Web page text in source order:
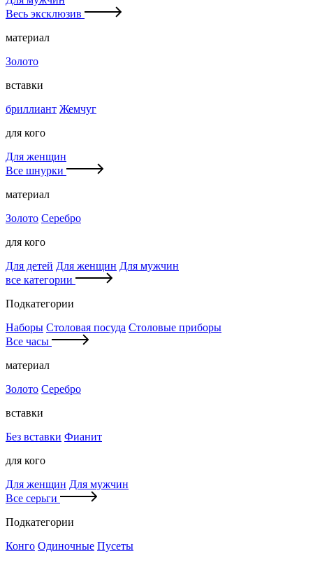
Весь эксклюзив
материал
Золото
вставки
бриллиант Жемчуг
для кого
Для женщин
Все шнурки
материал
Золото Серебро
для кого
Для детей Для женщин Для мужчин
все категории
Подкатегории
Наборы Столовая посуда Столовые приборы
Все часы
материал
Золото Серебро
вставки
Без вставки Фианит
для кого
Для женщин Для мужчин
Все серьги
Подкатегории
Конго Одиночные Пусеты